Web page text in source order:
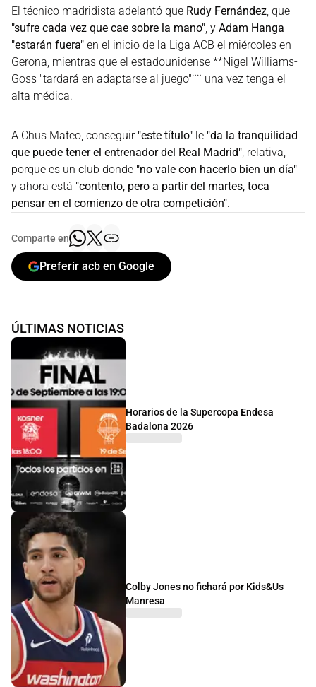
El técnico madridista adelantó que Rudy Fernández, que
"sufre cada vez que cae sobre la mano", y Adam Hanga
"estarán fuera" en el inicio de la Liga ACB el miércoles en
Gerona, mientras que el estadounidense **Nigel Williams-
Goss "tardará en adaptarse al juego"¨¨ una vez tenga el
alta médica.
A Chus Mateo, conseguir "este título" le "da la tranquilidad
que puede tener el entrenador del Real Madrid", relativa,
porque es un club donde "no vale con hacerlo bien un día"
y ahora está "contento, pero a partir del martes, toca
pensar en el comienzo de otra competición".
Comparte en
Preferir acb en Google
ÚLTIMAS NOTICIAS
Horarios de la Supercopa Endesa
Badalona 2026
Colby Jones no fichará por Kids&Us
Manresa